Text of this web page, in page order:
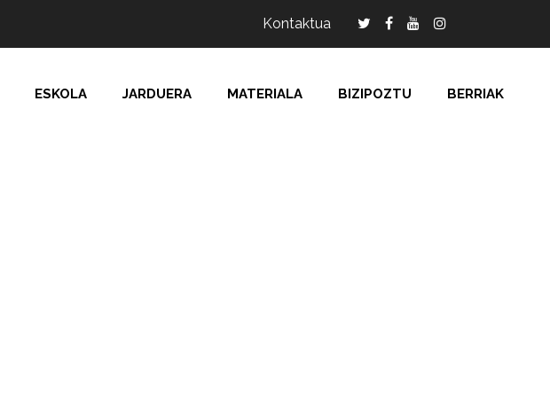
Kontaktua
ESKOLA JARDUERA MATERIALA BIZIPOZTU BERRIAK